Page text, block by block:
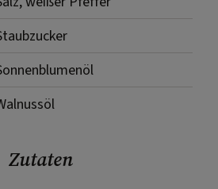
Zutaten